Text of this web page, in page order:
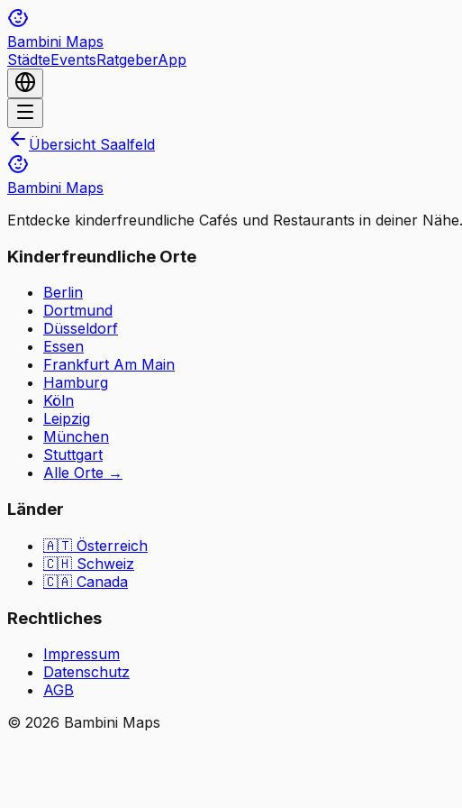
Bambini Maps
StädteEventsRatgeberApp
Übersicht Saalfeld
Bambini Maps
Entdecke kinderfreundliche Cafés und Restaurants in deiner Nähe.
Kinderfreundliche Orte
Berlin
Dortmund
Düsseldorf
Essen
Frankfurt Am Main
Hamburg
Köln
Leipzig
München
Stuttgart
Alle Orte →
Länder
🇦🇹 Österreich
🇨🇭 Schweiz
🇨🇦 Canada
Rechtliches
Impressum
Datenschutz
AGB
© 2026 Bambini Maps